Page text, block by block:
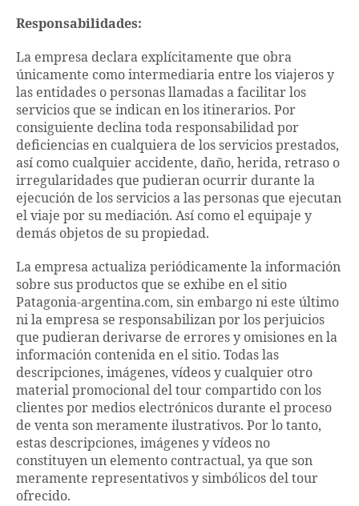
Responsabilidades:
La empresa declara explícitamente que obra
únicamente como intermediaria entre los viajeros y
las entidades o personas llamadas a facilitar los
servicios que se indican en los itinerarios. Por
consiguiente declina toda responsabilidad por
deficiencias en cualquiera de los servicios prestados,
así como cualquier accidente, daño, herida, retraso o
irregularidades que pudieran ocurrir durante la
ejecución de los servicios a las personas que ejecutan
el viaje por su mediación. Así como el equipaje y
demás objetos de su propiedad.
La empresa actualiza periódicamente la información
sobre sus productos que se exhibe en el sitio
Patagonia-argentina.com, sin embargo ni este último
ni la empresa se responsabilizan por los perjuicios
que pudieran derivarse de errores y omisiones en la
información contenida en el sitio. Todas las
descripciones, imágenes, vídeos y cualquier otro
material promocional del tour compartido con los
clientes por medios electrónicos durante el proceso
de venta son meramente ilustrativos. Por lo tanto,
estas descripciones, imágenes y vídeos no
constituyen un elemento contractual, ya que son
meramente representativos y simbólicos del tour
ofrecido.